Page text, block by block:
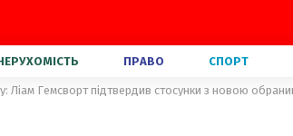
ПРАВО СПОРТ